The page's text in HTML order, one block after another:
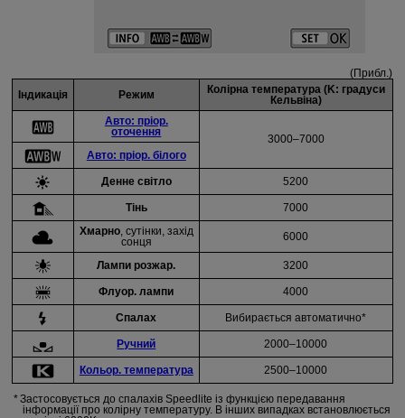
(Прибл.)
Індикація
Режим
Колірна температура (K: градуси
Кельвіна)
Авто: пріор.
оточення
3000–7000
Авто: пріор. білого
Денне світло 5200
Тінь 7000
Хмарно, сутінки, захід
сонця
6000
Лампи розжар. 3200
Флуор. лампи 4000
Спалах Вибирається автоматично*
Ручний 2000–10000
Кольор. температура 2500–10000
Застосовується до спалахів Speedlite із функцією передавання
інформації про колірну температуру. В інших випадках встановлюється